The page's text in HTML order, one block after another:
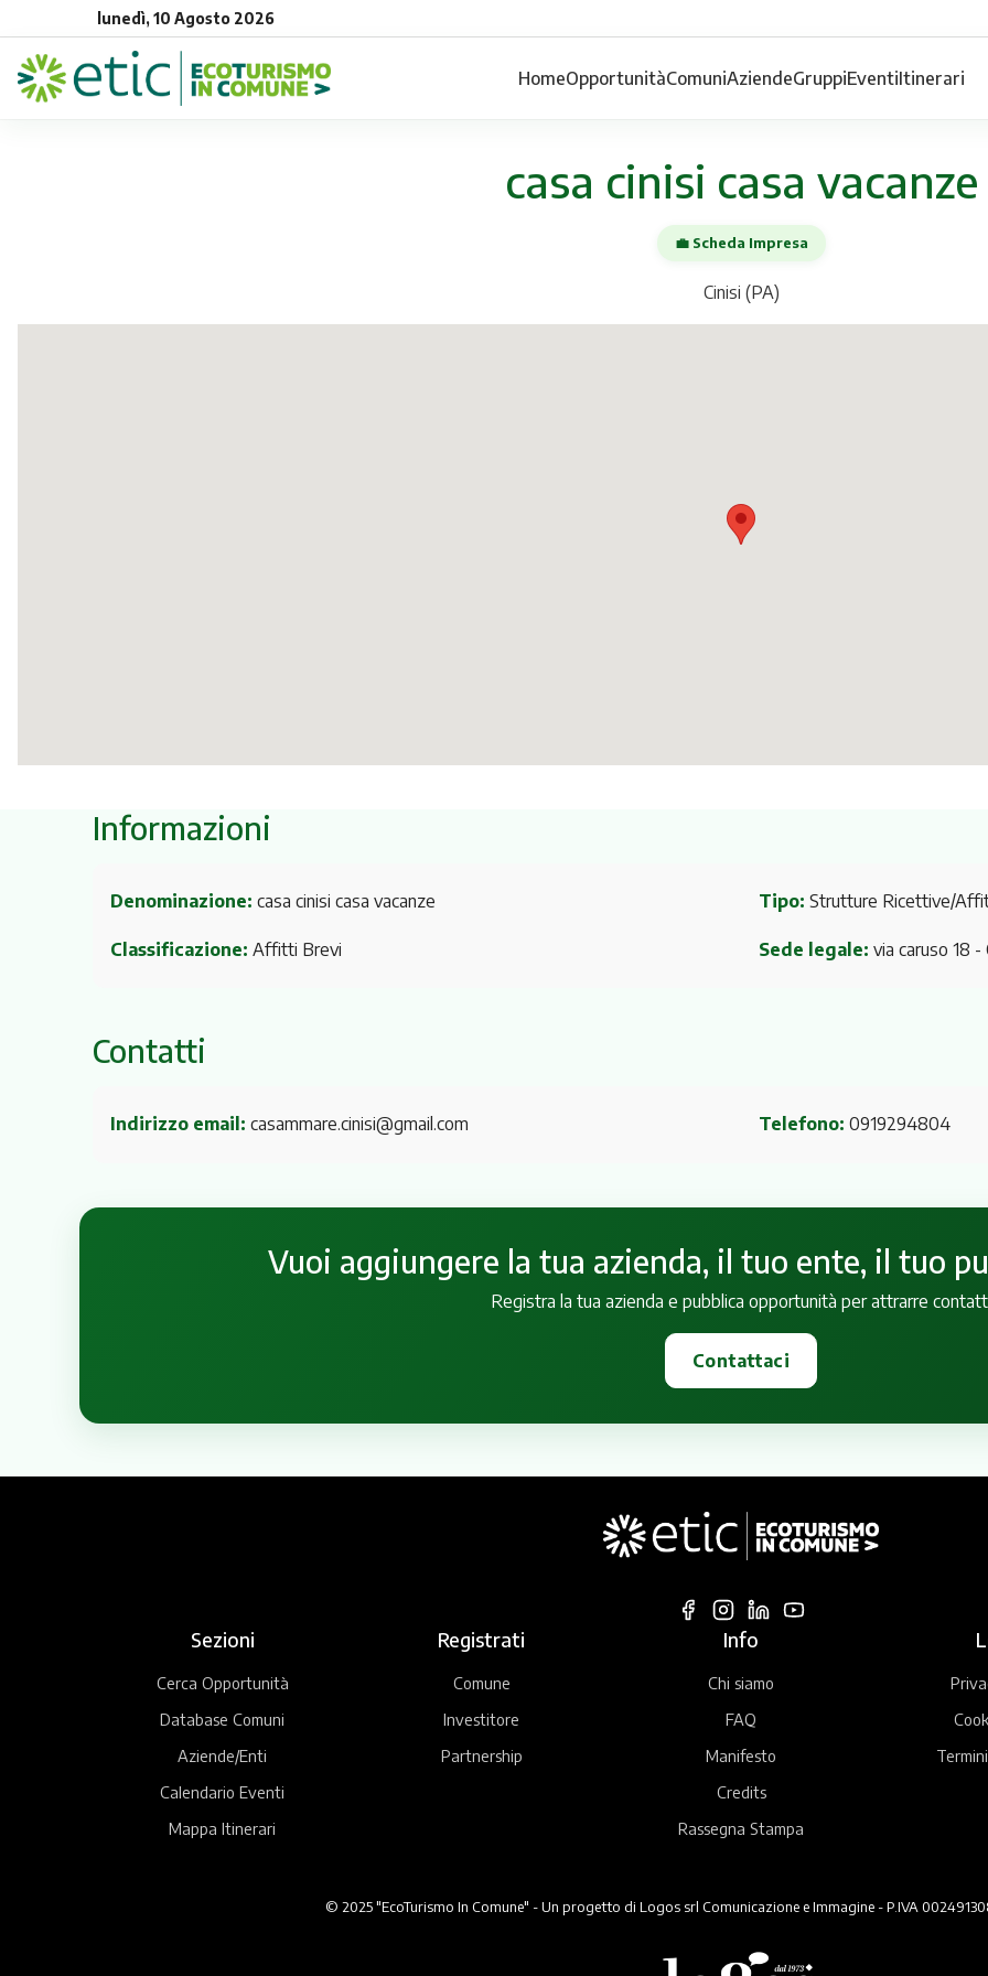
lunedì, 10 Agosto 2026
HomeOpportunitàComuniAziendeGruppiEventiItinerari
casa cinisi casa vacanze
💼 Scheda Impresa
Cinisi (PA)
Informazioni
Denominazione: casa cinisi casa vacanze Tipo: Strutture Ricettive/
Classificazione: Affitti Brevi Sede legale: via caruso 18 -
Contatti
Indirizzo email: casammare.cinisi@gmail.com Telefono: 0919294804
Vuoi aggiungere la tua azienda, il tuo ente, il tuo
Registra la tua azienda e pubblica opportunità per attrarre
Contattaci
Sezioni
Cerca Opportunità
Database Comuni
Aziende/Enti
Calendario Eventi
Mappa Itinerari
Registrati
Comune
Investitore
Partnership
Info
Chi siamo
FAQ
Manifesto
Credits
Rassegna Stampa
© 2025 "EcoTurismo In Comune" - Un progetto di Logos srl Comunicazione e Immagine - P.IVA